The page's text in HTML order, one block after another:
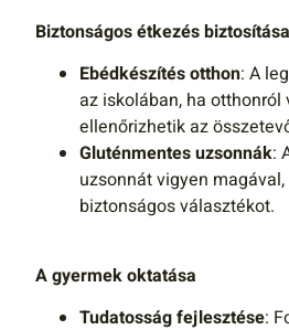
Biztonságos étkezés biztosítása
Ebédkészítés otthon: A
az iskolában, ha
ellenőrizhetik az
Gluténmentes uzsonnák:
uzsonnát vigyen
biztonságos választékot.
A gyermek oktatása
Tudatosság fejlesztése: